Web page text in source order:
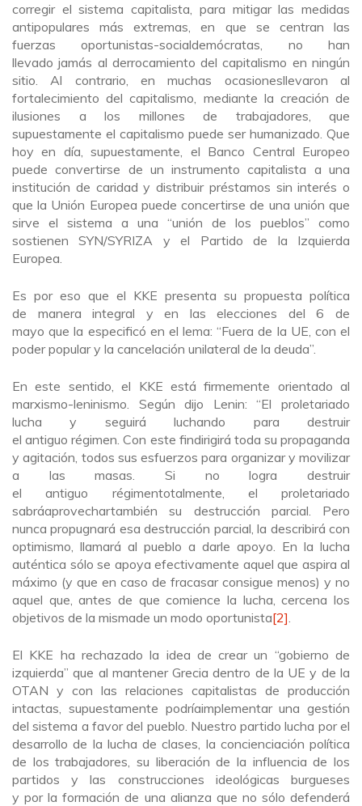
corregir el sistema capitalista, para mitigar las medidas
antipopulares más extremas, en que se centran las
fuerzas oportunistas-socialdemócratas, no han
llevado jamás al derrocamiento del capitalismo en ningún
sitio. Al contrario, en muchas ocasionesllevaron al
fortalecimiento del capitalismo, mediante la creación de
ilusiones a los millones de trabajadores, que
supuestamente el capitalismo puede ser humanizado. Que
hoy en día, supuestamente, el Banco Central Europeo
puede convertirse de un instrumento capitalista a una
institución de caridad y distribuir préstamos sin interés o
que la Unión Europea puede concertirse de una unión que
sirve el sistema a una “unión de los pueblos” como
sostienen SYN/SYRIZA y el Partido de la Izquierda
Europea.
Es por eso que el KKE presenta su propuesta política
de manera integral y en las elecciones del 6 de
mayo que la especificó en el lema: “Fuera de la UE, con el
poder popular y la cancelación unilateral de la deuda”.
En este sentido, el KKE está firmemente orientado al
marxismo-leninismo. Según dijo Lenin: “El proletariado
lucha y seguirá luchando para destruir
el antiguo régimen. Con este findirigirá toda su propaganda
y agitación, todos sus esfuerzos para organizar y movilizar
a las masas. Si no logra destruir
el antiguo régimentotalmente, el proletariado
sabráaprovechartambién su destrucción parcial. Pero
nunca propugnará esa destrucción parcial, la describirá con
optimismo, llamará al pueblo a darle apoyo. En la lucha
auténtica sólo se apoya efectivamente aquel que aspira al
máximo (y que en caso de fracasar consigue menos) y no
aquel que, antes de que comience la lucha, cercena los
objetivos de la mismade un modo oportunista[2].
El KKE ha rechazado la idea de crear un “gobierno de
izquierda” que al mantener Grecia dentro de la UE y de la
OTAN y con las relaciones capitalistas de producción
intactas, supuestamente podríaimplementar una gestión
del sistema a favor del pueblo. Nuestro partido lucha por el
desarrollo de la lucha de clases, la concienciación política
de los trabajadores, su liberación de la influencia de los
partidos y las construcciones ideológicas burgueses
y por la formación de una alianza que no sólo defenderá